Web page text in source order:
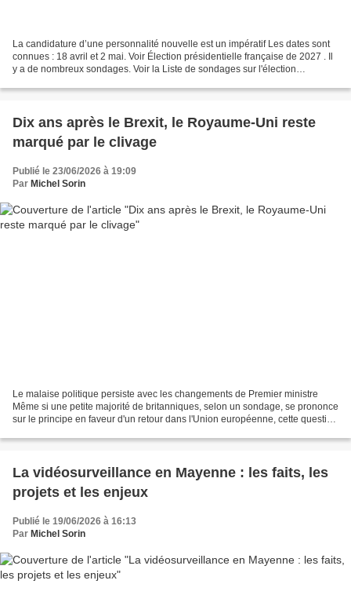
La candidature d’une personnalité nouvelle est un impératif Les dates sont
connues : 18 avril et 2 mai. Voir Élection présidentielle française de 2027 . Il
y a de nombreux sondages. Voir la Liste de sondages sur l'élection
Dix ans après le Brexit, le Royaume-Uni reste
marqué par le clivage
Publié le 23/06/2026 à 19:09
Par Michel Sorin
Le malaise politique persiste avec les changements de Premier ministre
Même si une petite majorité de britanniques, selon un sondage, se prononce
sur le principe en faveur d'un retour dans l'Union européenne, cette question
La vidéosurveillance en Mayenne : les faits, les
projets et les enjeux
Publié le 19/06/2026 à 16:13
Par Michel Sorin